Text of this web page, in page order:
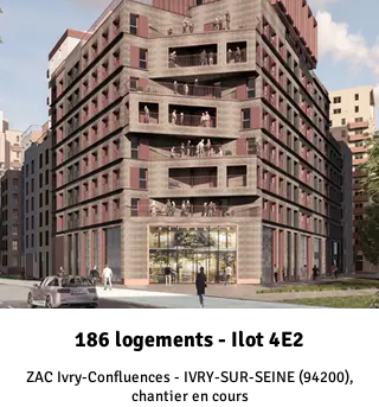
186 logements - Ilot 4E2
ZAC Ivry-Confluences - IVRY-SUR-SEINE (94200),
chantier en cours